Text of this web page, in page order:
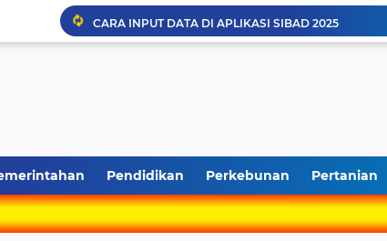
CARA INPUT DATA DI APLIKASI SIBAD 2025
Pembentukan Koperasi Merah Putih Desa Sarwodadi
Lounching Kembang Telur Pengembangan Bumdes
Pendidikan Perkebunan Pertanian